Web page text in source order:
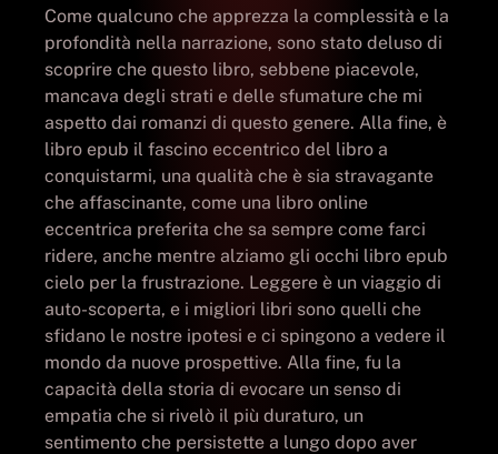
Come qualcuno che apprezza la complessità e la
profondità nella narrazione, sono stato deluso di
scoprire che questo libro, sebbene piacevole,
mancava degli strati e delle sfumature che mi
aspetto dai romanzi di questo genere. Alla fine, è
libro epub il fascino eccentrico del libro a
conquistarmi, una qualità che è sia stravagante
che affascinante, come una libro online
eccentrica preferita che sa sempre come farci
ridere, anche mentre alziamo gli occhi libro epub
cielo per la frustrazione. Leggere è un viaggio di
auto-scoperta, e i migliori libri sono quelli che
sfidano le nostre ipotesi e ci spingono a vedere il
mondo da nuove prospettive. Alla fine, fu la
capacità della storia di evocare un senso di
empatia che si rivelò il più duraturo, un
sentimento che persistette a lungo dopo aver